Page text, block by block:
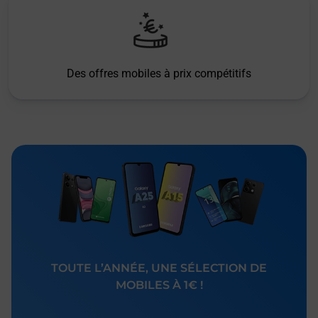
Des offres mobiles à prix compétitifs
TOUTE L’ANNÉE, UNE SÉLECTION DE
MOBILES À 1€ !